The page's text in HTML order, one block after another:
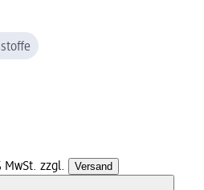
MwSt. zzgl. Versand